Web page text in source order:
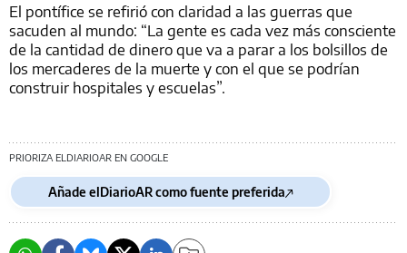
El pontífice se refirió con claridad a las guerras que
sacuden al mundo: “La gente es cada vez más consciente
de la cantidad de dinero que va a parar a los bolsillos de
los mercaderes de la muerte y con el que se podrían
construir hospitales y escuelas”.
PRIORIZA ELDIARIOAR EN GOOGLE
Añade elDiarioAR como fuente preferida